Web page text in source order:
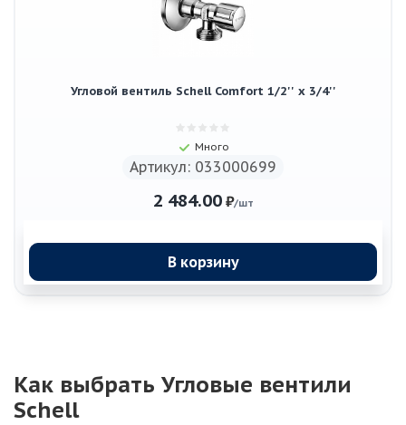
Угловой вентиль Schell Comfort 1/2'' х 3/4''
Много
Артикул: 033000699
2 484.00₽/шт
В корзину
Как выбрать Угловые вентили
Schell